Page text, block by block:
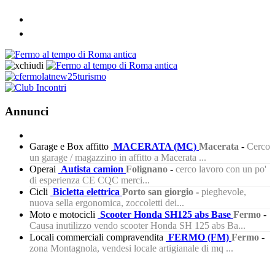
Annunci
Garage e Box affitto MACERATA (MC) Macerata - Cerco
un garage / magazzino in affitto a Macerata ...
Operai Autista camion Folignano - cerco lavoro con un po'
di esperienza CE CQC merci...
Cicli Bicletta elettrica Porto san giorgio - pieghevole,
nuova sella ergonomica, zoccoletti dei...
Moto e motocicli Scooter Honda SH125 abs Base Fermo -
Causa inutilizzo vendo scooter Honda SH 125 abs Ba...
Locali commerciali compravendita FERMO (FM) Fermo -
zona Montagnola, vendesi locale artigianale di mq ...